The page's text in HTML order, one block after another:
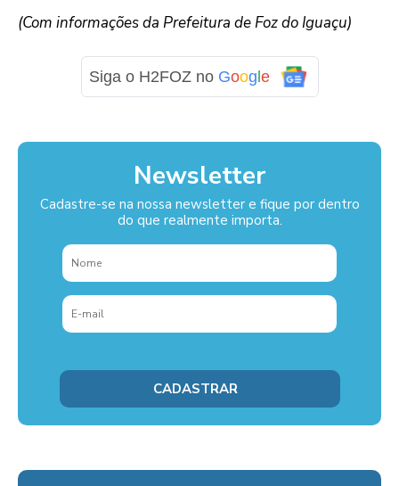
(Com informações da Prefeitura de Foz do Iguaçu)
Siga o H2FOZ no Google
Newsletter
Cadastre-se na nossa newsletter e fique por dentro
do que realmente importa.